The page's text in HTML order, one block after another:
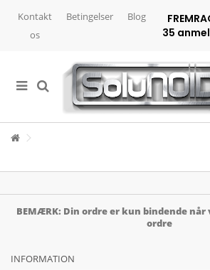
Betingelser Blog
Kontakt
os
35
BEMÆRK: Din ordre er kun bindende
ordre
INFORMATION